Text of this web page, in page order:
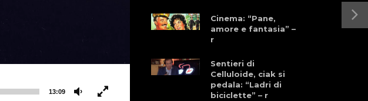
13:09
Cinema: “Pane,
amore e fantasia” –
r
Sentieri di
Celluloide, ciak si
pedala: “Ladri di
biciclette” – r